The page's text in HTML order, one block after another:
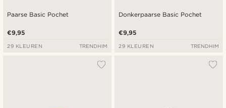
Paarse Basic Pochet
€9,95
29 KLEUREN TRENDHIM
Donkerpaarse Basic Pochet
€9,95
29 KLEUREN TRENDHIM